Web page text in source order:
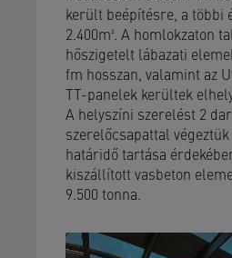
került beépítésre, a többi
2.400m². A homlokzaton
hőszigetelt lábazati
fm hosszan, valamint az
TT-panelek kerültek
A helyszíni szerelést 2
szerelőcsapattal
határidő tartása
kiszállított vasbeton
9.500 tonna.